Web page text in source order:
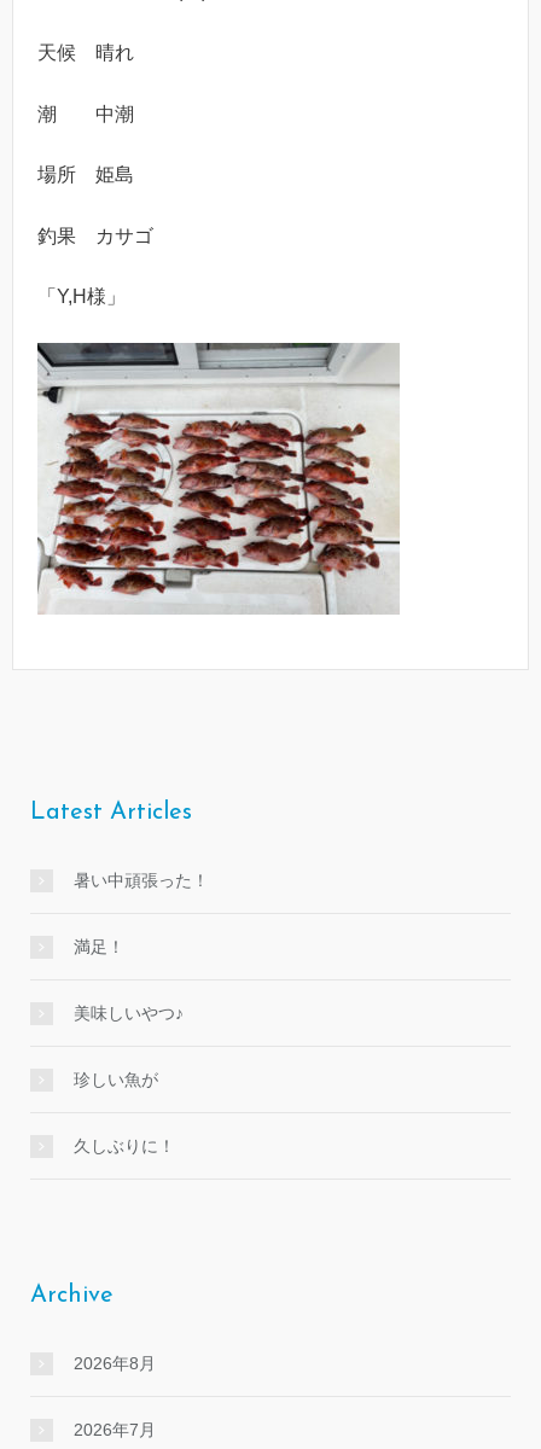
天候 晴れ
潮 中潮
場所 姫島
釣果 カサゴ
「Y,H様」
Latest Articles
暑い中頑張った！
満足！
美味しいやつ♪
珍しい魚が
久しぶりに！
Archive
2026年8月
2026年7月